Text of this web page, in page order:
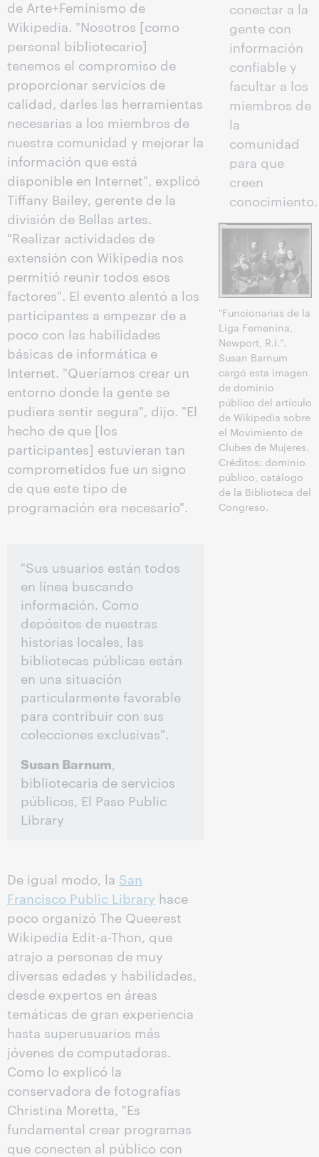
de Arte+Feminismo de
Wikipedia. "Nosotros [como
personal bibliotecario]
tenemos el compromiso de
proporcionar servicios de
calidad, darles las herramientas
necesarias a los miembros de
nuestra comunidad y mejorar la
información que está
disponible en Internet", explicó
Tiffany Bailey, gerente de la
división de Bellas artes.
"Realizar actividades de
extensión con Wikipedia nos
permitió reunir todos esos
factores". El evento alentó a los
participantes a empezar de a
poco con las habilidades
básicas de informática e
Internet. "Queríamos crear un
entorno donde la gente se
pudiera sentir segura", dijo. "El
hecho de que [los
participantes] estuvieran tan
comprometidos fue un signo
de que este tipo de
programación era necesario".
"Sus usuarios están todos
en línea buscando
información. Como
depósitos de nuestras
historias locales, las
bibliotecas públicas están
en una situación
particularmente favorable
para contribuir con sus
colecciones exclusivas".
Susan Barnum,
bibliotecaria de servicios
públicos, El Paso Public
Library
De igual modo, la San
Francisco Public Library hace
poco organizó The Queerest
Wikipedia Edit-a-Thon, que
atrajo a personas de muy
diversas edades y habilidades,
desde expertos en áreas
temáticas de gran experiencia
hasta superusuarios más
jóvenes de computadoras.
Como lo explicó la
conservadora de fotografías
Christina Moretta, "Es
fundamental crear programas
que conecten al público con
conectar a la
gente con
información
confiable y
facultar a los
miembros de
la
comunidad
para que
creen
conocimiento.
"Funcionarias de la
Liga Femenina,
Newport, R.I.".
Susan Barnum
cargó esta imagen
de dominio
público del artículo
de Wikipedia sobre
el Movimiento de
Clubes de Mujeres.
Créditos: dominio
público, catálogo
de la Biblioteca del
Congreso.